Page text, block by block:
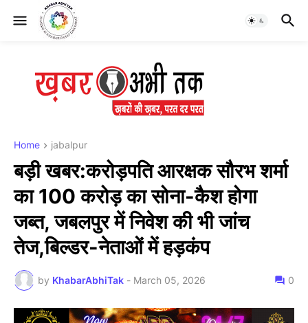
Home jabalpur
बड़ी खबर:करोड़पति आरक्षक सौरभ शर्मा
का 100 करोड़ का सोना-कैश होगा
जब्त, जबलपुर में निवेश की भी जांच
तेज,बिल्डर-नेताओं में हड़कंप
by KhabarAbhiTak - March 05, 2026 0